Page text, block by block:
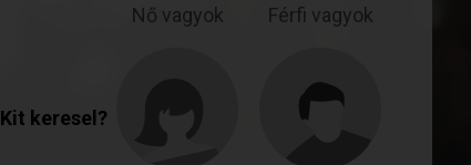
Nő vagyok Férfi vagyok
Kit keresel?